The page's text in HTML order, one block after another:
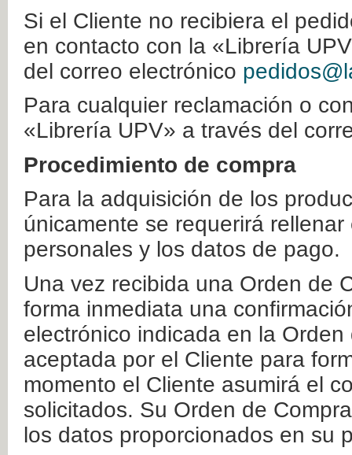
Si el Cliente no recibiera el
en contacto con la «Librería
del correo electrónico
Para cualquier reclamación o
«Librería UPV» a través del
Procedimiento de compra
Para la adquisición de los
únicamente se requerirá
personales y los datos de pago.
Una vez recibida una Orden de
forma inmediata una
electrónico indicada en la
aceptada por el Cliente para
momento el Cliente asumirá el
solicitados. Su Orden de
los datos proporcionados en su